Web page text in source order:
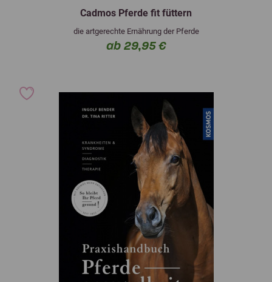
Cadmos Pferde fit füttern
die artgerechte Ernährung der Pferde
ab 29,95 €